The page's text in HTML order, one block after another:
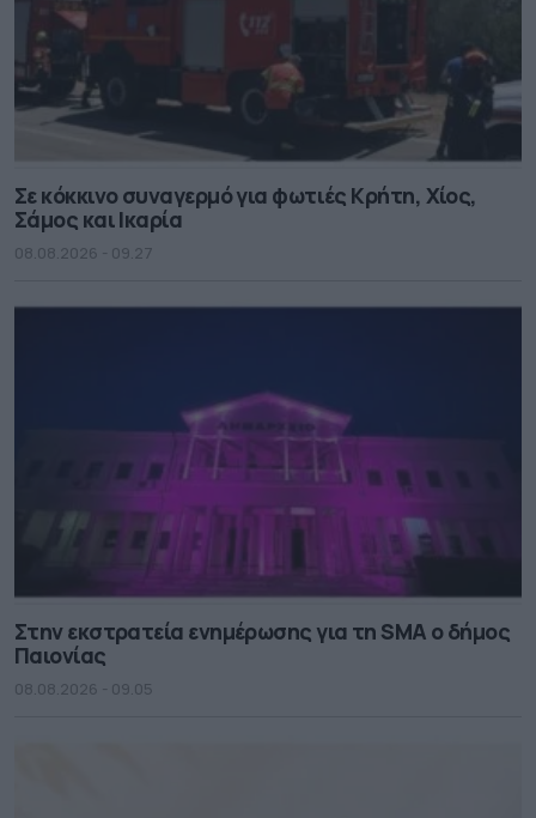
Σε κόκκινο συναγερμό για φωτιές Κρήτη, Χίος,
Σάμος και Ικαρία
08.08.2026 - 09.27
Στην εκστρατεία ενημέρωσης για τη SMA ο δήμος
Παιονίας
08.08.2026 - 09.05